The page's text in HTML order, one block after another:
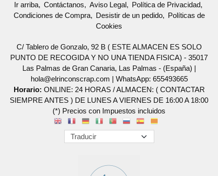
Ir arriba Contáctanos Aviso Legal
Política de Privacidad
Condiciones de Compra
Desistir de un pedido
Políticas de
Cookies
C/ Tablero de Gonzalo, 92 B ( ESTE ALMACEN ES SOLO
PUNTO DE RECOGIDA Y NO UNA TIENDA FISICA) - 35017
Las Palmas de Gran Canaria, Las Palmas - (España) |
hola@elrinconscrap.com | WhatsApp: 655493665
Horario: ONLINE: 24 HORAS / ALMACEN: ( CONTACTAR
SIEMPRE ANTES ) DE LUNES A VIERNES DE 16:00 A 18:00
(*) Precios con Impuestos incluidos